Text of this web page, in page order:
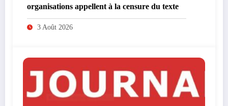
organisations appellent à la censure du texte
3 Août 2026